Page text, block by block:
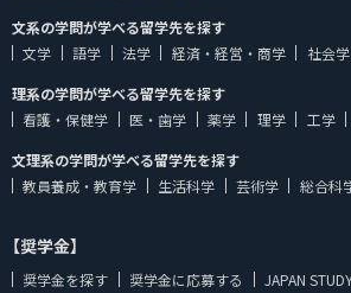
文系の学問が学べる留学先を探す
文学
語学 法学 経済・経営・商学 社会学
理系の学問が学べる留学先を探す
看護・保健学
医・歯学 薬学 理学 工学
文理系の学問が学べる留学先を探す
教員養成・教育学
生活科学 芸術学 総合科
【奨学金】
奨学金を探す 奨学金に応募する JAPAN